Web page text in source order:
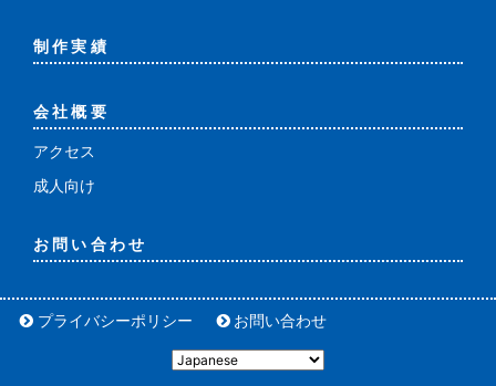
制作実績
会社概要
アクセス
成人向け
お問い合わせ
プライバシーポリシー お問い合わせ